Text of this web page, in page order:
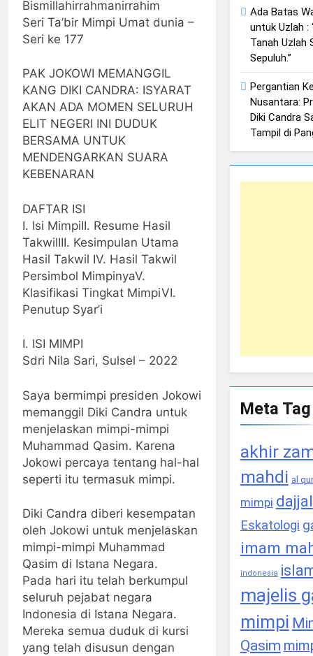
Bismillahirrahmanirrahim
Seri Ta’bir Mimpi Umat dunia –
Seri ke 177
PAK JOKOWI MEMANGGIL
KANG DIKI CANDRA: ISYARAT
AKAN ADA MOMEN SELURUH
ELIT NEGERI INI DUDUK
BERSAMA UNTUK
MENDENGARKAN SUARA
KEBENARAN
DAFTAR ISI
I. Isi MimpiII. Resume Hasil
TakwilIII. Kesimpulan Utama
Hasil Takwil IV. Hasil Takwil
Persimbol MimpinyaV.
Klasifikasi Tingkat MimpiVI.
Penutup Syar’i
I. ISI MIMPI
Sdri Nila Sari, Sulsel – 2022
Saya bermimpi presiden Jokowi
memanggil Diki Candra untuk
menjelaskan mimpi-mimpi
Muhammad Qasim. Karena
Jokowi percaya tentang hal-hal
seperti itu termasuk mimpi.
Diki Candra diberi kesempatan
oleh Jokowi untuk menjelaskan
mimpi-mimpi Muhammad
Qasim di Istana Negara.
Pada hari itu telah berkumpul
seluruh pejabat negara
Indonesia di Istana Negara.
Mereka semua duduk di kursi
yang telah disusun dengan
Ada Batas
untuk Uzlah :
Tanah Uzlah
Sepuluh.”
Pergantian
Nusantara:
Diki Candra
Tampil di
Meta Tag
akhir
mahdi al
mimpi dajjal
Eskatologi
imam
indonesia
majelis
mimpi
Qasim